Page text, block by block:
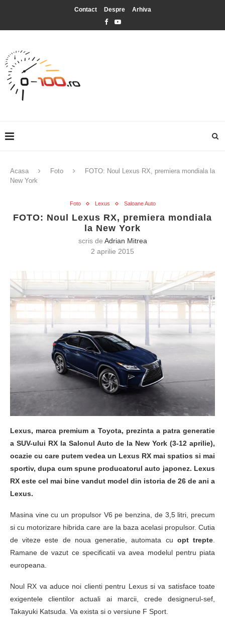
Contact Despre Arhiva
Acasa Foto
FOTO: Noul Lexus RX, premiera mondiala la
New York
Foto Lexus Saloane Auto
FOTO: Noul Lexus RX, premiera mondiala
la New York
scris de Adrian Mitrea
2 aprilie 2015
Lexus, marca premium a Toyota, prezinta a patra generatie
a SUV-ului RX la Salonul Auto de la New York (3-12 aprilie),
ocazie cu care putem vedea un Lexus RX mai spatios si mai
sportiv, dupa cum spune producatorul auto japonez. Lexus
RX este cel mai bine vandut model din istoria de 26 de ani a
Lexus.
Masina vine cu un propulsor V6 pe benzina, de 3,5 litri, precum
si cu motorizare hibrida care are la baza acelasi propulsor. Cutia
de viteze este de noua generatie, automata cu opt trepte
Ramane de vazut ce specificatii va avea modelul pentru piata
europeana.
Noul RX va aduce noi clienti pentru Lexus si va satisface toate
exigentele clientilor actuali ai marcii, crede designerul-sef,
Takayuki Katsuda. Va exista si o versiune F Sport.